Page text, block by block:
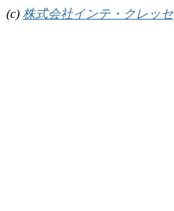
(c) 株式会社インテ・クレッセ